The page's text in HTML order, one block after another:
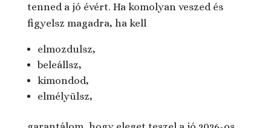
tenned a jó évért. Ha komolyan veszed és
figyelsz magadra, ha kell
elmozdulsz,
beleállsz,
kimondod,
elmélyülsz,